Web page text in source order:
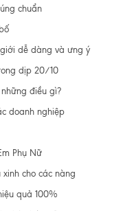
chuẩn
dễ dàng và ưng ý
dịp 20/10
điều gì?
doanh nghiệp
Phụ Nữ
xinh cho các nàng
quả 100%